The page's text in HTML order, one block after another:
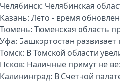
Челябинск: Челябинская
Казань: Лето - время
Тюмень: Тюменская область
Уфа: Башкортостан развивает
Томск: В Томской области
Псков: Наличные примут не
Калининград: В Счетной